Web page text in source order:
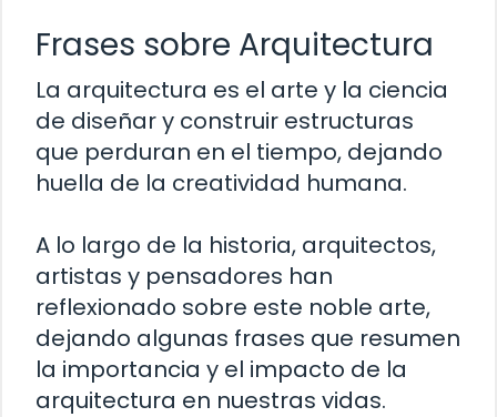
Frases sobre Arquitectura
La arquitectura es el arte y la ciencia
de diseñar y construir estructuras
que perduran en el tiempo, dejando
huella de la creatividad humana.
A lo largo de la historia, arquitectos,
artistas y pensadores han
reflexionado sobre este noble arte,
dejando algunas frases que resumen
la importancia y el impacto de la
arquitectura en nuestras vidas.